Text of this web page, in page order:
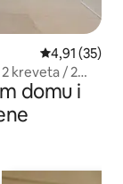
prosječna
4,91 (35)
kreveta / 2
domu i